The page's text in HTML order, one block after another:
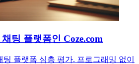
팅 플랫폼인 Coze.com
팅 플랫폼 심층 평가. 프로그래밍 없이